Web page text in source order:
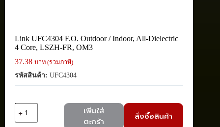
Link UFC4304 F.O. Outdoor / Indoor, All-Dielectric
4 Core, LSZH-FR, OM3
37.38 บาท (รวมภาษี)
รหัสสินค้า: UFC4304
Link
เพิ่มใส่
ตะกร้า
สั่งซื้อสินค้า